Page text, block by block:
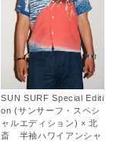
SUN SURF Special Editi
on (サンサーフ・スペシ
ャルエディション) × 北
斎 半袖ハワイアンシャ